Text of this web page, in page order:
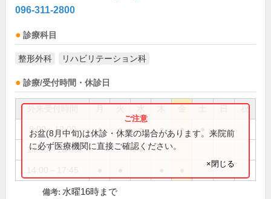
096-311-2800
診療科目
整形外科 リハビリテーション科
診療/受付時間・休診日
祝
9:00～12:00 ● ● ● ● ●
14:00～16:00 ●
お盆(8月中旬)は休診・休業の場合があります。来院前
に必ず医療機関に直接ご確認ください。
×閉じる
備考: 水曜16時まで